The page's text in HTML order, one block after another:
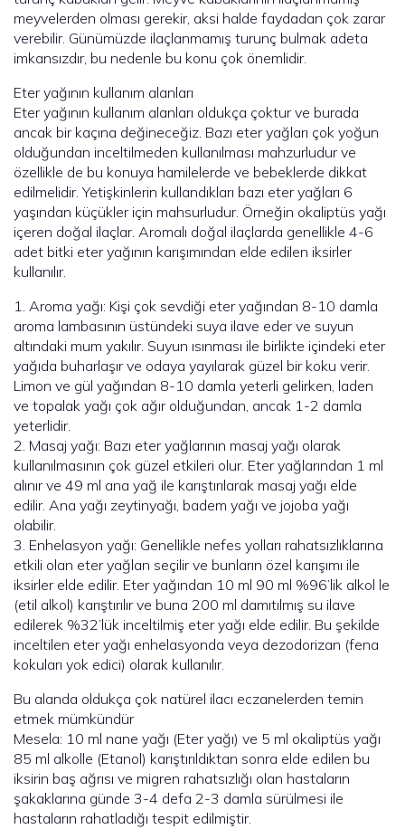
meyvelerden olması gerekir, aksi halde faydadan çok zarar
verebilir. Günümüzde ilaçlanmamış turunç bulmak adeta
imkansızdır, bu nedenle bu konu çok önemlidir.
Eter yağının kullanım alanları
Eter yağının kullanım alanları oldukça çoktur ve burada
ancak bir kaçına değineceğiz. Bazı eter yağları çok yoğun
olduğundan inceltilmeden kullanılması mahzurludur ve
özellikle de bu konuya hamilelerde ve bebeklerde dikkat
edilmelidir. Yetişkinlerin kullandıkları bazı eter yağları 6
yaşından küçükler için mahsurludur. Örneğin okaliptüs yağı
içeren doğal ilaçlar. Aromalı doğal ilaçlarda genellikle 4-6
adet bitki eter yağının karışımından elde edilen iksirler
kullanılır.
1. Aroma yağı: Kişi çok sevdiği eter yağından 8-10 damla
aroma lambasının üstündeki suya ilave eder ve suyun
altındaki mum yakılır. Suyun ısınması ile birlikte içindeki eter
yağıda buharlaşır ve odaya yayılarak güzel bir koku verir.
Limon ve gül yağından 8-10 damla yeterli gelirken, laden
ve topalak yağı çok ağır olduğundan, ancak 1-2 damla
yeterlidir.
2. Masaj yağı: Bazı eter yağlarının masaj yağı olarak
kullanılmasının çok güzel etkileri olur. Eter yağlarından 1 ml
alınır ve 49 ml ana yağ ile karıştırılarak masaj yağı elde
edilir. Ana yağı zeytinyağı, badem yağı ve jojoba yağı
olabilir.
3. Enhelasyon yağı: Genellikle nefes yolları rahatsızlıklarına
etkili olan eter yağlan seçilir ve bunların özel karışımı ile
iksirler elde edilir. Eter yağından 10 ml 90 ml %96’lik alkol le
(etil alkol) karıştırılır ve buna 200 ml damıtılmış su ilave
edilerek %32’lük inceltilmiş eter yağı elde edilir. Bu şekilde
inceltilen eter yağı enhelasyonda veya dezodorizan (fena
kokuları yok edici) olarak kullanılır.
Bu alanda oldukça çok natürel ilacı eczanelerden temin
etmek mümkündür
Mesela: 10 ml nane yağı (Eter yağı) ve 5 ml okaliptüs yağı
85 ml alkolle (Etanol) karıştırıldıktan sonra elde edilen bu
iksirin baş ağrısı ve migren rahatsızlığı olan hastaların
şakaklarına günde 3-4 defa 2-3 damla sürülmesi ile
hastaların rahatladığı tespit edilmiştir.